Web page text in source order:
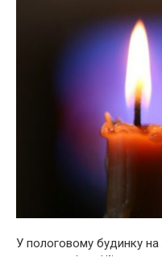
У пологовому будинку на